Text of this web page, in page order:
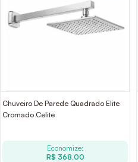
Chuveiro De Parede Quadrado Elite
Cromado Celite
Economize:
R$ 368,00